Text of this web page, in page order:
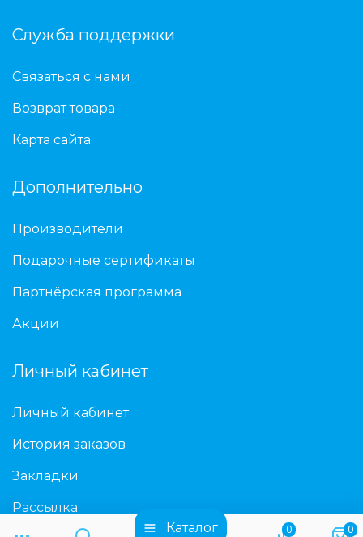
Каталог 0 0
Служба поддержки
Связаться с нами
Возврат товара
Карта сайта
Дополнительно
Производители
Подарочные сертификаты
Партнёрская программа
Акции
Личный кабинет
Личный кабинет
История заказов
Закладки
Рассылка